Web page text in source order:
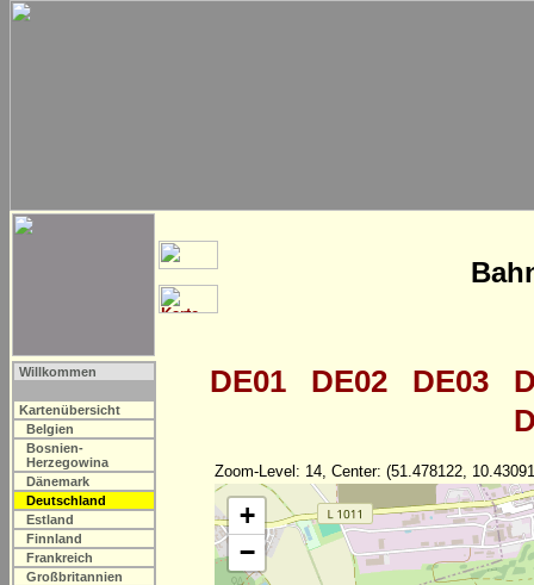
Willkommen
Kartenübersicht
Belgien
Bosnien-
Herzegowina
Dänemark
Deutschland
Estland
Finnland
Frankreich
Großbritannien
DE01 DE02 DE03
Zoom-Level: 14, Center: (51.478122,
+
−